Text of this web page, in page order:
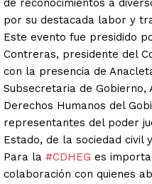
de reconocimientos a
por su destacada labor y
Este evento fue presidido
Contreras, presidente del
con la presencia de
Subsecretaria de Gobierno,
Derechos Humanos del
representantes del poder
Estado, de la sociedad civil
Para la #CDHEG es
colaboración con quienes